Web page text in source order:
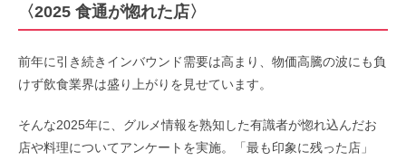
〈2025 食通が惚れた店〉
前年に引き続きインバウンド需要は高まり、物価高騰の波にも負
けず飲食業界は盛り上がりを見せています。
そんな2025年に、グルメ情報を熟知した有識者が惚れ込んだお
店や料理についてアンケートを実施。「最も印象に残った店」